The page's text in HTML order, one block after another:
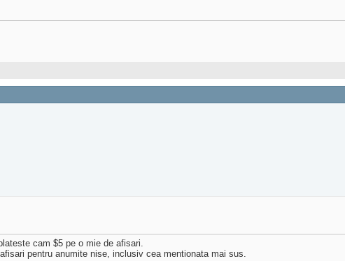
cam $5 pe o mie de afisari.
pentru anumite nise, inclusiv cea mentionata mai sus.